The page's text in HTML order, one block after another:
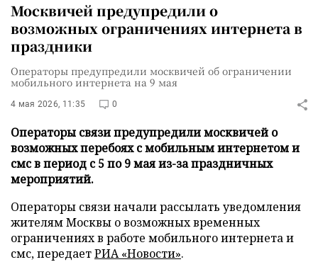
Москвичей предупредили о
возможных ограничениях интернета в
праздники
Операторы предупредили москвичей об ограничении
мобильного интернета на 9 мая
4 мая 2026, 11:35 0
Операторы связи предупредили москвичей о
возможных перебоях с мобильным интернетом и
смс в период с 5 по 9 мая из-за праздничных
мероприятий.
Операторы связи начали рассылать уведомления
жителям Москвы о возможных временных
ограничениях в работе мобильного интернета и
смс, передаетРИА «Новости».